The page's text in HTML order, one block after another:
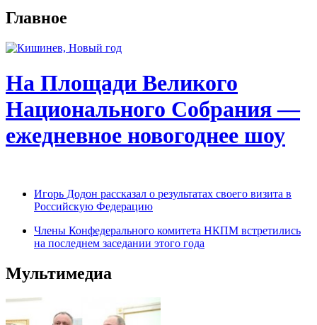
Главное
На Площади Великого
Национального Собрания —
ежедневное новогоднее шоу
Игорь Додон рассказал о результатах своего визита в
Российскую Федерацию
Члены Конфедерального комитета НКПМ встретились
на последнем заседании этого года
Мультимедиа